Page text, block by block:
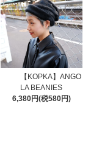
【KOPKA】ANGO
LA BEANIES
6,380円(税580円)